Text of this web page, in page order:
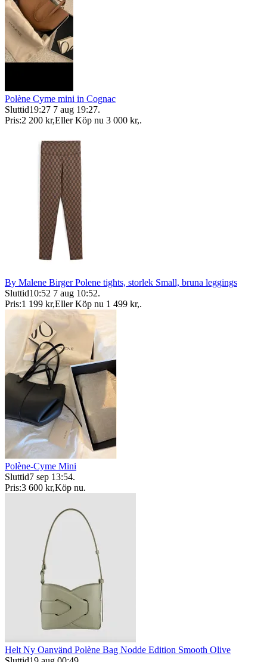
Polène Cyme mini in Cognac
Sluttid19:27 7 aug 19:27.
Pris:2 200 kr,Eller Köp nu 3 000 kr,.
By Malene Birger Polene tights, storlek Small, bruna leggings
Sluttid10:52 7 aug 10:52.
Pris:1 199 kr,Eller Köp nu 1 499 kr,.
Polène-Cyme Mini
Sluttid7 sep 13:54.
Pris:3 600 kr,Köp nu.
Helt Ny Oanvänd Polène Bag Nodde Edition Smooth Olive